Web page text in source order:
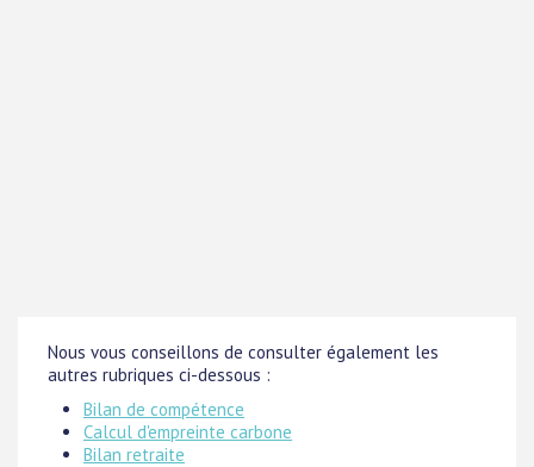
Nous vous conseillons de consulter également les
autres rubriques ci-dessous :
Bilan de compétence
Calcul d'empreinte carbone
Bilan retraite